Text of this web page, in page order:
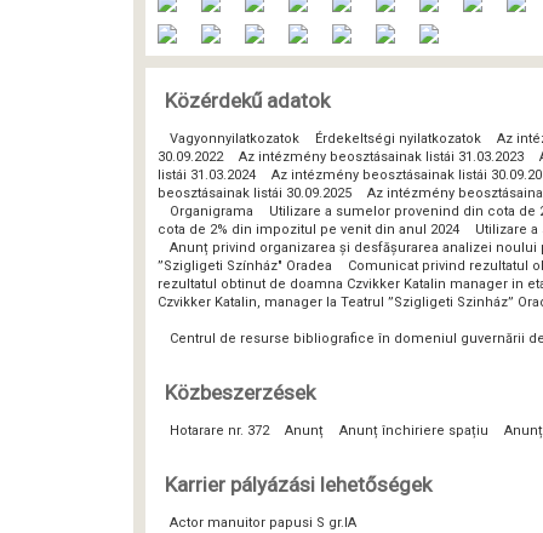
Közérdekű adatok
Vagyonnyilatkozatok Érdekeltségi nyilatkozatok
Az
30.09.2022
Az intézmény beosztásainak listái 31.03.2023
listái 31.03.2024
Az intézmény beosztásainak listái
beosztásainak listái 30.09.2025
Az intézmény
Organigrama
Utilizare a sumelor provenind din cota
cota de 2% din impozitul pe venit din anul 2024
Utilizare
Anunț privind organizarea și desfășurarea analizei
”Szigligeti Színház" Oradea
Comunicat privind rezultatul
rezultatul obtinut de doamna Czvikker Katalin manager in
Czvikker Katalin, manager la Teatrul ”Szigligeti Szinház”
Centrul de resurse bibliografice în domeniul guvernării
Közbeszerzések
Hotarare nr. 372 Anunț Anunț închiriere spațiu
Karrier pályázási lehetőségek
Actor manuitor papusi S gr.IA